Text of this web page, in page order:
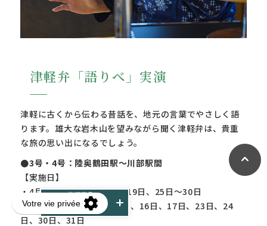
津軽弁「語りべ」実演
津軽に古くから伝わる昔話を、地元の言葉でやさしく語
ります。雄大な岩木山を望みながら聞く津軽弁は、貴重
な旅の思い出になるでしょう。
●3号・4号：陸奥鶴田駅～川部駅間
【実施日】
・4月11日、12日、18日、19日、25日～30日
・5月1日～6日、9日、10日、16日、17日、23日、24
日、30日、31日